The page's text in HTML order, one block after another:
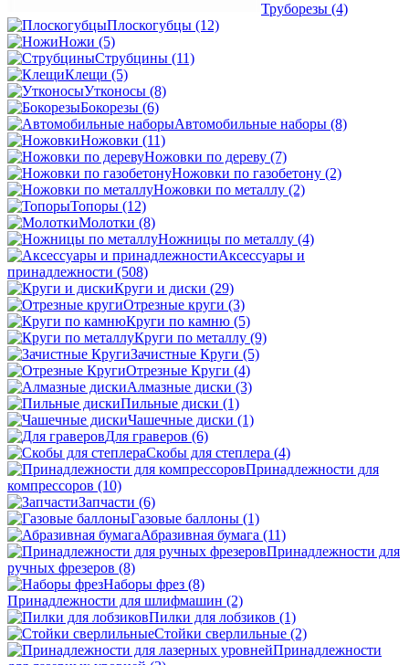
Труборезы (4)
Плоскогубцы (12)
Ножи (5)
Струбцины (11)
Клещи (5)
Утконосы (8)
Бокорезы (6)
Автомобильные наборы (8)
Ножовки (11)
Ножовки по дереву (7)
Ножовки по газобетону (2)
Ножовки по металлу (2)
Топоры (12)
Молотки (8)
Ножницы по металлу (4)
Аксессуары и
принадлежности (508)
Круги и диски (29)
Отрезные круги (3)
Круги по камню (5)
Круги по металлу (9)
Зачистные Круги (5)
Отрезные Круги (4)
Алмазные диски (3)
Пильные диски (1)
Чашечные диски (1)
Для граверов (6)
Скобы для степлера (4)
Принадлежности для
компрессоров (10)
Запчасти (6)
Газовые баллоны (1)
Абразивная бумага (11)
Принадлежности для
ручных фрезеров (8)
Наборы фрез (8)
Принадлежности для шлифмашин (2)
Пилки для лобзиков (1)
Стойки сверлильные (2)
Принадлежности